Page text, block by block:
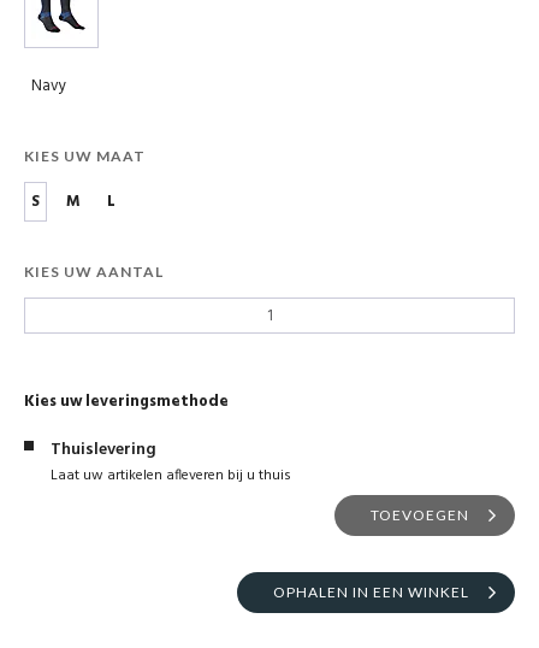
Navy
KIES UW MAAT
S M L
KIES UW AANTAL
Kies uw leveringsmethode
Thuislevering
Laat uw artikelen afleveren bij u thuis
TOEVOEGEN
OPHALEN IN EEN WINKEL